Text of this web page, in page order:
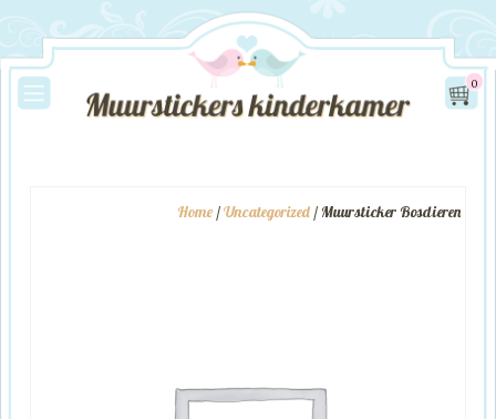
0
Home /Uncategorized / Muursticker Bosdieren